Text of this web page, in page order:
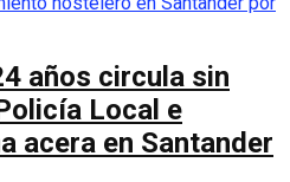
años circula sin
Local e
acera en Santander